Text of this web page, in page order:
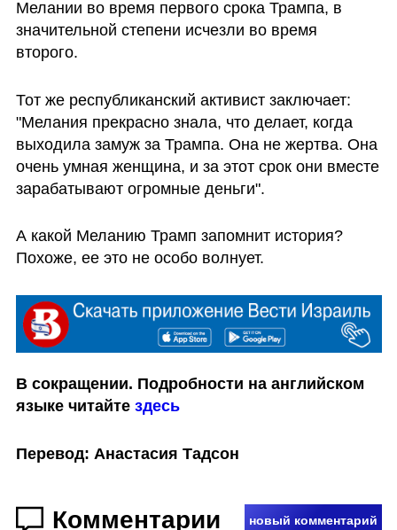
Мелании во время первого срока Трампа, в
значительной степени исчезли во время
второго.
Тот же республиканский активист заключает:
"Мелания прекрасно знала, что делает, когда
выходила замуж за Трампа. Она не жертва. Она
очень умная женщина, и за этот срок они вместе
зарабатывают огромные деньги".
А какой Меланию Трамп запомнит история?
Похоже, ее это не особо волнует.
В сокращении. Подробности на английском
языке читайте здесь
Перевод: Анастасия Тадсон
Комментарии новый комментарий